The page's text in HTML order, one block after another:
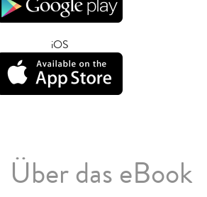
iOS
Über das eBook